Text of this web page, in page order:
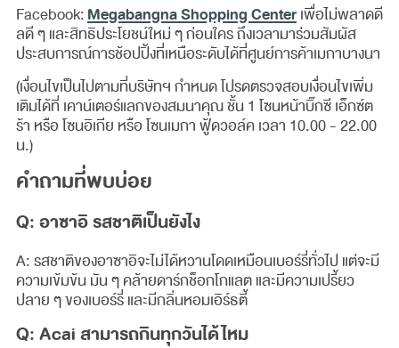
Facebook:Megabangna Shopping Centerเพื่อไม่พลาดดี
ลดี ๆ และสิทธิประโยชน์ใหม่ ๆ ก่อนใคร ถึงเวลามาร่วมสัมผัส
ประสบการณ์การช้อปปิ้งที่เหนือระดับได้ที่ศูนย์การค้าเมกาบางนา
(เงื่อนไขเป็นไปตามที่บริษัทฯ กำหนด โปรดตรวจสอบเงื่อนไขเพิ่ม
เติมได้ที่ เคาน์เตอร์แลกของสมนาคุณ ชั้น 1 โซนหน้าบิ๊กซี เอ็กซ์ต
ร้า หรือ โซนอิเกีย หรือ โซนเมกา ฟู้ดวอล์ค เวลา 10.00 - 22.00
น.)
คำถามที่พบบ่อย
Q: อาซาอิ รสชาติเป็นยังไง
A: รสชาติของอาซาอิจะไม่ได้หวานโดดเหมือนเบอร์รี่ทั่วไป แต่จะมี
ความเข้มข้น มัน ๆ คล้ายดาร์กช็อกโกแลต และมีความเปรี้ยว
ปลาย ๆ ของเบอร์รี่ และมีกลิ่นหอมเอิร์ธตี้
Q: Acai สามารถกินทุกวันได้ไหม